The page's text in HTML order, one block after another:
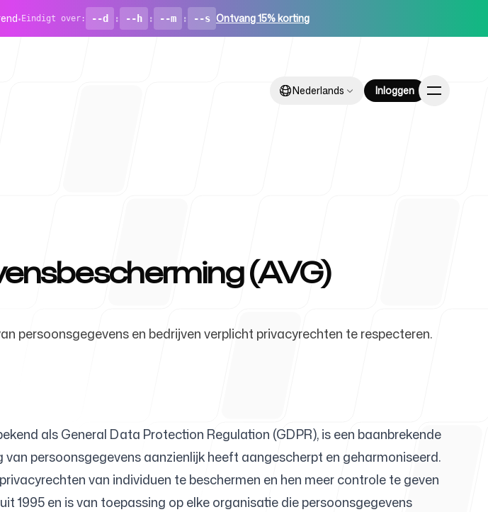
• Eindigt over : --d : --h : --m : --s Ontvang 15% korting
Nederlands Inloggen
Nederlands Inloggen
Blog
FAQ
(AVG)
persoonsgegevens en bedrijven verplicht privacyrechten te respecteren.
als General Data Protection Regulation (GDPR), is een baanbrekende
persoonsgegevens aanzienlijk heeft aangescherpt en geharmoniseerd.
van individuen te beschermen en hen meer controle te geven
1995 en is van toepassing op elke organisatie die persoonsgegevens